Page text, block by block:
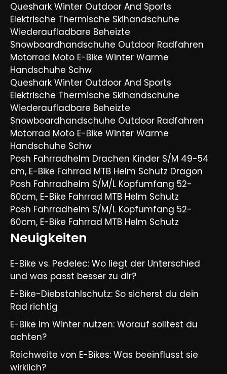
Queshark Winter Outdoor And Sports
Elektrische Thermische Skihandschuhe
Wiederaufladbare Beheizte
Snowboardhandschuhe Outdoor Radfahren
Motorrad Moto E-Bike Winter Warme
Handschuhe Schw
Queshark Winter Outdoor And Sports
Elektrische Thermische Skihandschuhe
Wiederaufladbare Beheizte
Snowboardhandschuhe Outdoor Radfahren
Motorrad Moto E-Bike Winter Warme
Handschuhe Schw
Posh Fahrradhelm Drachen Kinder S/M 49-54
cm, E-Bike Fahrrad MTB Helm Schutz Dragon
Posh Fahrradhelm S/M/L Kopfumfang 52-
60cm, E-Bike Fahrrad MTB Helm Schutz
Posh Fahrradhelm S/M/L Kopfumfang 52-
60cm, E-Bike Fahrrad MTB Helm Schutz
Neuigkeiten
E-Bike vs. Pedelec: Wo liegt der Unterschied
und was passt besser zu dir?
E-Bike-Diebstahlschutz: So sicherst du dein
Rad richtig
E-Bike im Winter nutzen: Worauf solltest du
achten?
Reichweite von E-Bikes: Was beeinflusst sie
wirklich?